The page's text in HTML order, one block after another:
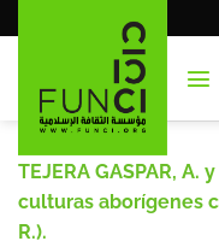
al
TEJERA GASPAR, A.
culturas aborígenes
R.).